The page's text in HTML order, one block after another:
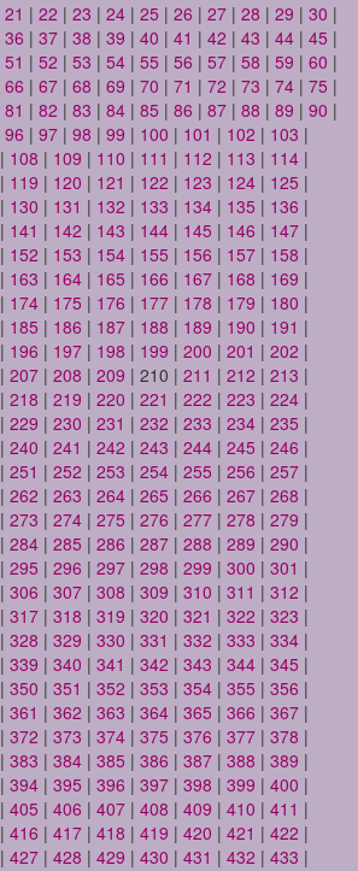
21 | 22 | 23 | 24 | 25 | 26 | 27 | 28 | 29 | 30 |
36 | 37 | 38 | 39 | 40 | 41 | 42 | 43 | 44 | 45 |
51 | 52 | 53 | 54 | 55 | 56 | 57 | 58 | 59 | 60 |
66 | 67 | 68 | 69 | 70 | 71 | 72 | 73 | 74 | 75 |
81 | 82 | 83 | 84 | 85 | 86 | 87 | 88 | 89 | 90 |
96 | 97 | 98 | 99 | 100 | 101 | 102 | 103 |
| 108 | 109 | 110 | 111 | 112 | 113 | 114 |
| 119 | 120 | 121 | 122 | 123 | 124 | 125 |
| 130 | 131 | 132 | 133 | 134 | 135 | 136 |
| 141 | 142 | 143 | 144 | 145 | 146 | 147 |
| 152 | 153 | 154 | 155 | 156 | 157 | 158 |
| 163 | 164 | 165 | 166 | 167 | 168 | 169 |
| 174 | 175 | 176 | 177 | 178 | 179 | 180 |
| 185 | 186 | 187 | 188 | 189 | 190 | 191 |
| 196 | 197 | 198 | 199 | 200 | 201 | 202 |
| 207 | 208 | 209 | 210 | 211 | 212 | 213 |
| 218 | 219 | 220 | 221 | 222 | 223 | 224 |
| 229 | 230 | 231 | 232 | 233 | 234 | 235 |
| 240 | 241 | 242 | 243 | 244 | 245 | 246 |
| 251 | 252 | 253 | 254 | 255 | 256 | 257 |
| 262 | 263 | 264 | 265 | 266 | 267 | 268 |
| 273 | 274 | 275 | 276 | 277 | 278 | 279 |
| 284 | 285 | 286 | 287 | 288 | 289 | 290 |
| 295 | 296 | 297 | 298 | 299 | 300 | 301 |
| 306 | 307 | 308 | 309 | 310 | 311 | 312 |
| 317 | 318 | 319 | 320 | 321 | 322 | 323 |
| 328 | 329 | 330 | 331 | 332 | 333 | 334 |
| 339 | 340 | 341 | 342 | 343 | 344 | 345 |
| 350 | 351 | 352 | 353 | 354 | 355 | 356 |
| 361 | 362 | 363 | 364 | 365 | 366 | 367 |
| 372 | 373 | 374 | 375 | 376 | 377 | 378 |
| 383 | 384 | 385 | 386 | 387 | 388 | 389 |
| 394 | 395 | 396 | 397 | 398 | 399 | 400 |
| 405 | 406 | 407 | 408 | 409 | 410 | 411 |
| 416 | 417 | 418 | 419 | 420 | 421 | 422 |
| 427 | 428 | 429 | 430 | 431 | 432 | 433 |